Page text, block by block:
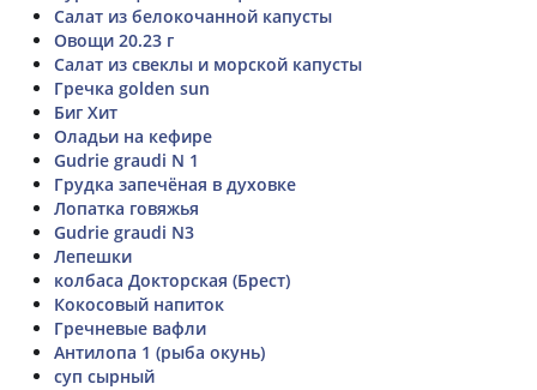
Салат из белокочанной капусты
Овощи 20.23 г
Салат из свеклы и морской капусты
Гречка golden sun
Биг Хит
Оладьи на кефире
Gudrie graudi N 1
Грудка запечёная в духовке
Лопатка говяжья
Gudrie graudi N3
Лепешки
колбаса Докторская (Брест)
Кокосовый напиток
Гречневые вафли
Антилопа 1 (рыба окунь)
суп сырный